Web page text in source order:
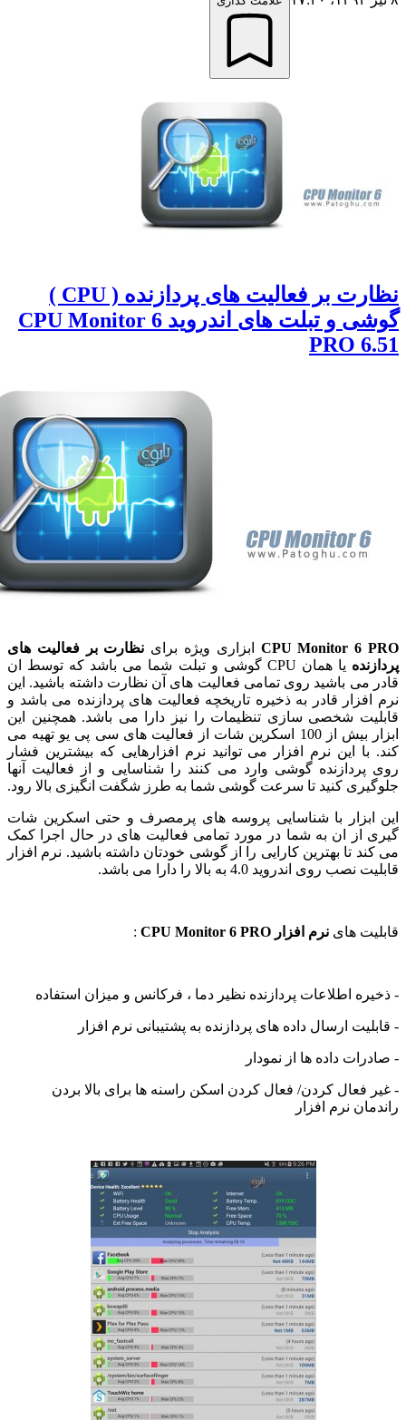
نظارت بر فعالیت های پردازنده ( CPU )
گوشی و تبلت های اندروید CPU Monitor 6
PRO
CPU Monitor 6 ابزاری ویژه برای نظارت بر فعالیت های
یا همان CPU گوشی و تبلت شما می باشد که توسط ان
می باشید روی تمامی فعالیت های آن نظارت داشته باشید. این
قادر به ذخیره تاریخچه فعالیت های پردازنده می باشد و
شخصی سازی تنظیمات را نیز دارا می باشد. همچنین این
ابزار بیش از 100 اسکرین شات از فعالیت های سی پی یو تهیه می
این نرم افزار می توانید نرم افزارهایی که بیشترین فشار
گوشی وارد می کنند را شناسایی و از فعالیت آنها
کنید تا سرعت گوشی شما به طرز شگفت انگیزی بالا رود.
با شناسایی پروسه های پرمصرف و حتی اسکرین شات
از ان به شما در مورد تمامی فعالیت های در حال اجرا کمک
تا بهترین کارایی را از گوشی خودتان داشته باشید. نرم افزار
روی اندروید 4.0 به بالا را دارا می باشد.
هاینرم افزار CPU Monitor 6 PRO :
اطلاعات پردازنده نظیر دما ، فرکانس و میزان استفاده
ارسال داده های پردازنده به پشتیبانی نرم افزار
داده ها از نمودار
فعال کردن/ فعال کردن اسکن راسنه ها برای بالا بردن
نرم افزار